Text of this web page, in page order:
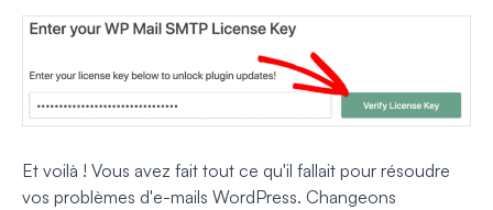
Et voilà ! Vous avez fait tout ce qu'il fallait pour résoudre
vos problèmes d'e-mails WordPress. Changeons